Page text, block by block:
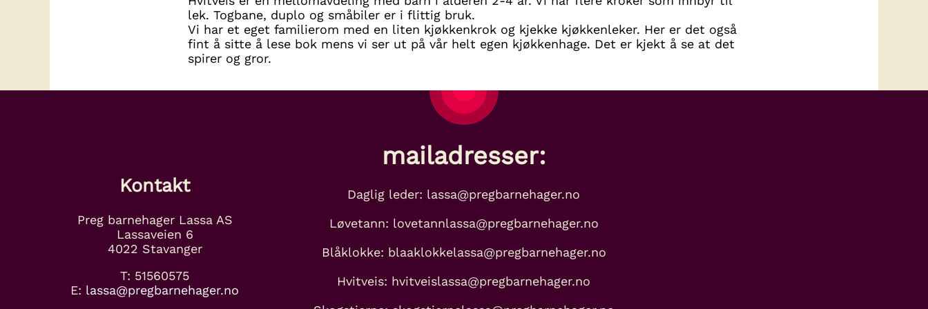
lek. Togbane, duplo og småbiler er i flittig bruk.
Vi har et eget familierom med en liten kjøkkenkrok og kjekke kjøkkenleker. Her er det også
fint å sitte å lese bok mens vi ser ut på vår helt egen kjøkkenhage. Det er kjekt å se at det
spirer og gror.
Kontakt
Preg barnehager Lassa AS
Lassaveien 6
4022 Stavanger
T: 51560575
E: lassa@pregbarnehager.no
mailadresser:
Daglig leder: lassa@pregbarnehager.no
Løvetann: lovetannlassa@pregbarnehager.no
Blåklokke: blaaklokkelassa@pregbarnehager.no
Hvitveis: hvitveislassa@pregbarnehager.no